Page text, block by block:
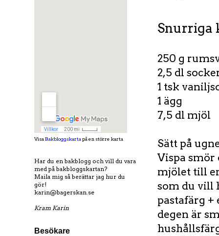
Snurriga
250 g
2,5 dl
1 tsk
1 ägg
7,5 dl mjöl
Sätt på
Vispa smör
mjölet till
som du vill
pastafärg
degen är
Visa Bakbloggskarta på en större karta
Har du en bakblogg och vill du vara
med på bakbloggskartan?
Maila mig så berättar jag hur du
gör!
karin@bagerskan.se
Kram Karin
Besökare